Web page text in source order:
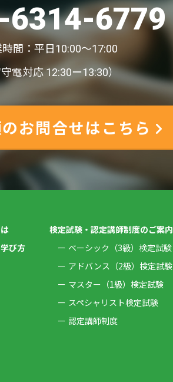
6314-6779
時間：平日10:00〜17:00
守電対応 12:30ー13:30）
お問合せはこちら
び方
検定試験・認定講師制度のご案内
ベーシック（3級）検定試験
アドバンス（2級）検定試験
マスター（1級）検定試験
スペシャリスト検定試験
認定講師制度